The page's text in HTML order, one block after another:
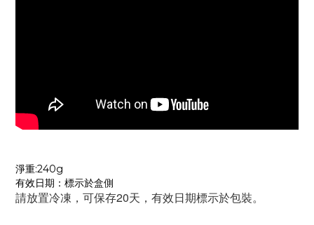
淨重:240g
有效日期：標示於盒側
請放置冷凍，可保存20天，有效日期標示於包裝。